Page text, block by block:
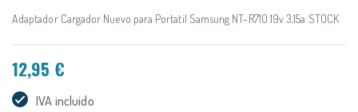
galería
Adaptador Cargador Nuevo para Portatil Samsung NT-R710 19v 3,15a STOCK
12,95 €
IVA incluido